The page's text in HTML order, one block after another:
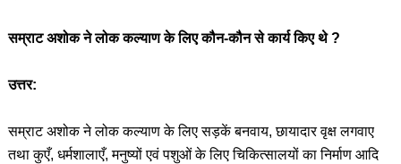
सम्राट अशोक ने लोक कल्याण के लिए कौन-कौन से कार्य किए थे ?
उत्तर:
सम्राट अशोक ने लोक कल्याण के लिए सड़कें बनवाय, छायादार वृक्ष लगवाए
तथा कुएँ, धर्मशालाएँ, मनुष्यों एवं पशुओं के लिए चिकित्सालयों का निर्माण आदि